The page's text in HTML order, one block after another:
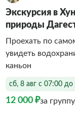
Экскурсия в
природы
Проехать по
увидеть
каньон
сб, 8 авг с 07:00 до
12 000 ₽за